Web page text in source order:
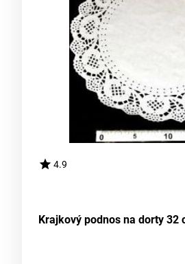
4.9
Krajkový podnos na dorty 32